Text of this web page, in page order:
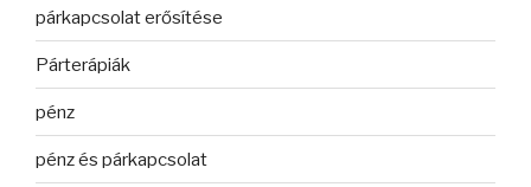
párkapcsolat erősítése
Párterápiák
pénz
pénz és párkapcsolat